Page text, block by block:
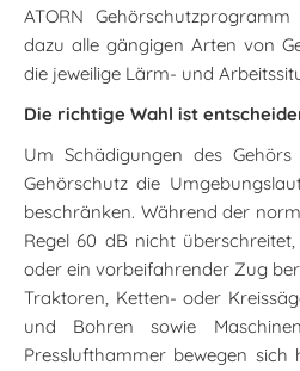
ATORN
dazu alle gängigen Arten von
die jeweilige Lärm- und
Die richtige Wahl ist
Um Schädigungen des
Gehörschutz die
beschränken. Während der
Regel 60 dB nicht
oder ein vorbeifahrender Zug
Traktoren, Ketten- oder
und Bohren sowie
Presslufthammer bewegen sich